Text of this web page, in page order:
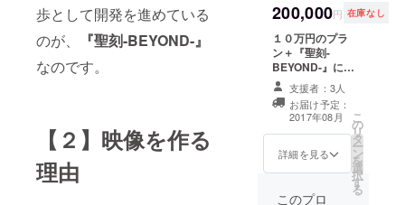
歩として開発を進めている
のが、
『聖刻-BEYOND-』
なのです。
【２】映像を作る
理由
開催予定 ※恐縮
費・宿泊費等は
ご負担くださ
い） ※内容検討
中（書店で行え
る場合は最前列
席にご招待、そ
ルティグッズな
ど、お喜びいた
画を検討してお
「聖刻-
BEYOND-」初稿
pdf送付 ・クリ
エイターズ直筆
サイン入りすめ
らぎ（キャラデ
ザイン）＆中北
（メカデザイ
ン）原画（複
ターズ直筆サイ
ン入りPV原画
督等） ・PVへの
200,000円 在庫なし
１０万円のプラ
ン＋『聖刻-
BEYOND-』に自
分が登場できる
コース ・御礼
メール ・本編映
像（MP4 or AVI
予定） ・ポスト
カード３枚 ・ク
リアファイル ・
BEYOND-」初稿
支援者：3人
お届け予定：
2017年08月
詳細を見る
こ
の
リ
タ
ー
ン
を
選
択
す
る
このプロ